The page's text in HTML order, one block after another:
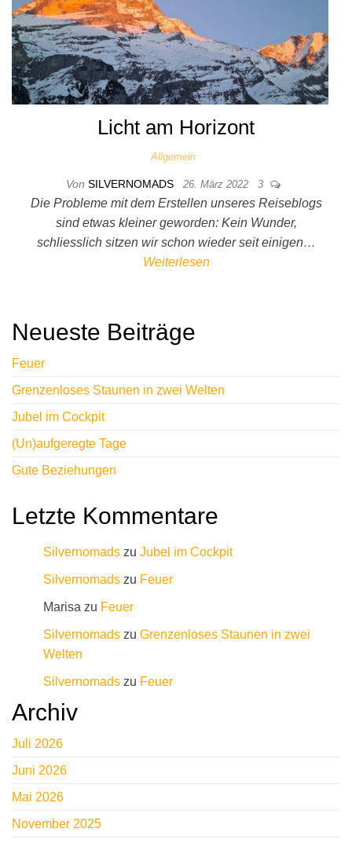
Licht am Horizont
Allgemein
Von SILVERNOMADS 26. März 2022 3
Die Probleme mit dem Erstellen unseres Reiseblogs
sind etwas kleiner geworden: Kein Wunder,
schliesslich sitzen wir schon wieder seit einigen…
Weiterlesen
Neueste Beiträge
Feuer
Grenzenloses Staunen in zwei Welten
Jubel im Cockpit
(Un)aufgeregte Tage
Gute Beziehungen
Letzte Kommentare
Silvernomads zu Jubel im Cockpit
Silvernomads zu Feuer
Marisa zu Feuer
Silvernomads zu Grenzenloses Staunen in zwei
Welten
Silvernomads zu Feuer
Archiv
Juli 2026
Juni 2026
Mai 2026
November 2025